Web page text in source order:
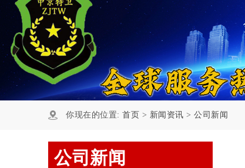
你现在的位置: 首页 > 新闻资讯 > 公司新闻
公司新闻